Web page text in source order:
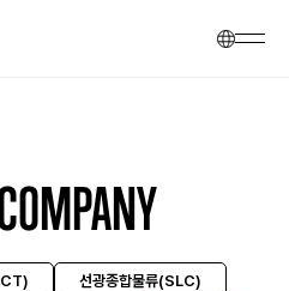
선광종합물류(SLC)